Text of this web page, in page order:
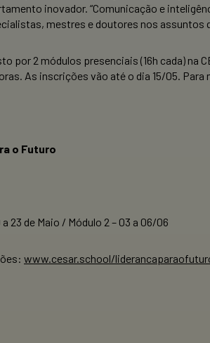
inovador. “Comunicação e
mestres e doutores nos assuntos
por 2 módulos presenciais (16h cada) na
As inscrições vão até o dia 15/05.
o Futuro
a 23 de Maio / Módulo 2 – 03 a 06/06
www.cesar.school/